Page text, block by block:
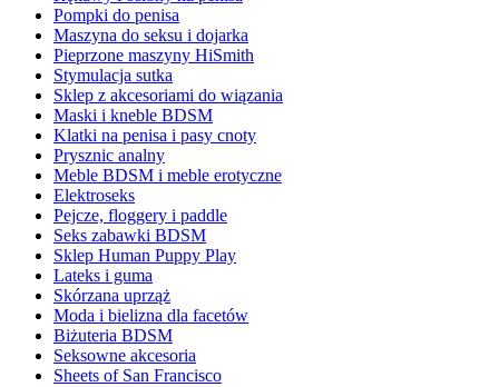
Pompki do penisa
Maszyna do seksu i dojarka
Pieprzone maszyny HiSmith
Stymulacja sutka
Sklep z akcesoriami do wiązania
Maski i kneble BDSM
Klatki na penisa i pasy cnoty
Prysznic analny
Meble BDSM i meble erotyczne
Elektroseks
Pejcze, floggery i paddle
Seks zabawki BDSM
Sklep Human Puppy Play
Lateks i guma
Skórzana uprząż
Moda i bielizna dla facetów
Biżuteria BDSM
Seksowne akcesoria
Sheets of San Francisco